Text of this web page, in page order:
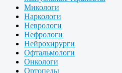
Микологи
Наркологи
Неврологи
Нефрологи
Нейрохирурги
Офтальмологи
Онкологи
Ортопеды